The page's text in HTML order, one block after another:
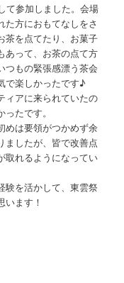
て参加しました。会場
た方におもてなしをさ
茶を点てたり、お菓子
あって、お茶の点て方
つもの緊張感漂う茶会
で楽しかったです♪
ィアに来られていたの
たです。
めは要領がつかめず余
ましたが、皆で改善点
取れるようになってい
験を活かして、東雲祭
います！